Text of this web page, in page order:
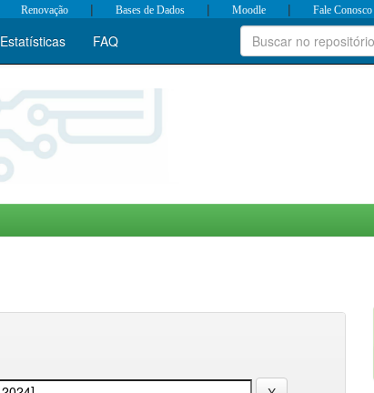
Renovação | Bases de Dados | Moodle | Fale Conosco
Estatísticas FAQ